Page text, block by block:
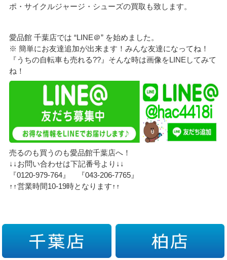
ポ・サイクルジャージ・シューズの買取も致します。
愛品館 千葉店では “LINE＠” を始めました。
※ 簡単にお友達追加が出来ます！みんな友達になってね！
『うちの自転車も売れる??』そんな時は画像をLINEしてみて
ね！
売るのも買うのも愛品館千葉店へ！
↓↓お問い合わせは下記番号より↓↓
『0120-979-764』 『043-206-7765』
↑↑営業時間10-19時となります↑↑